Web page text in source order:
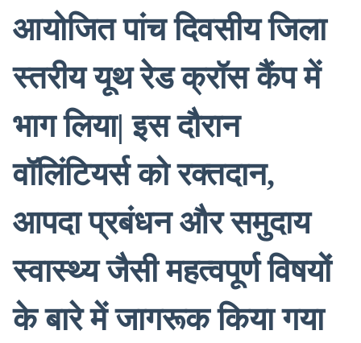
आयोजित पांच दिवसीय जिला
स्तरीय यूथ रेड क्रॉस कैंप में
भाग लिया| इस दौरान
वॉलिंटियर्स को रक्तदान,
आपदा प्रबंधन और समुदाय
स्वास्थ्य जैसी महत्वपूर्ण विषयों
के बारे में जागरूक किया गया